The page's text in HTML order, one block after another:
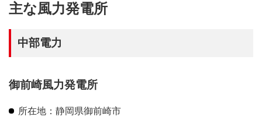
主な風力発電所
中部電力
御前崎風力発電所
所在地：静岡県御前崎市